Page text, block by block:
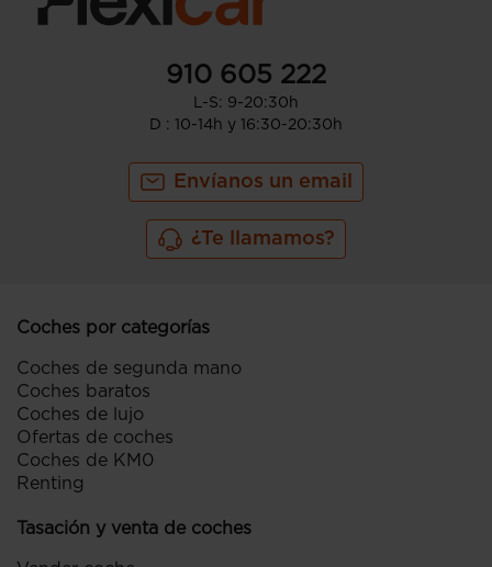
910 605 222
L-S: 9-20:30h
D : 10-14h y 16:30-20:30h
Envíanos un email
¿Te llamamos?
Coches por categorías
Coches de segunda mano
Coches baratos
Coches de lujo
Ofertas de coches
Coches de KM0
Renting
Tasación y venta de coches